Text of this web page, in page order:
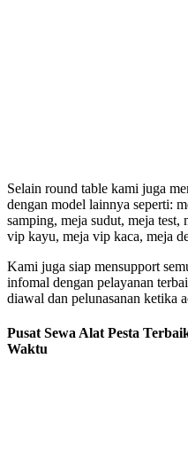
Selain round table kami juga
dengan model lainnya seperti:
samping, meja sudut, meja test,
vip kayu, meja vip kaca, meja
Kami juga siap mensupport
infomal dengan pelayanan
diawal dan pelunasanan ketika
Pusat Sewa Alat Pesta
Waktu